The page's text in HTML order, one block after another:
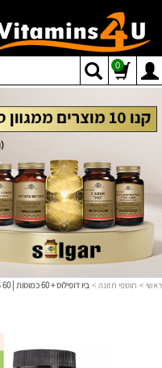
0
ראשי > תוספי תזונה > ביו דופילוס + 60 כמוסות | SUPHERB‎ ‎BIO‎ ‎DOPHIL‎.‎PLUS ‎60